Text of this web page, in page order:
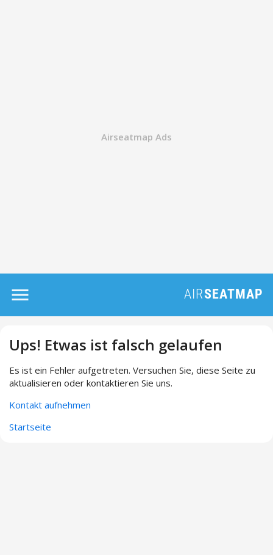
Ups! Etwas ist falsch gelaufen
Es ist ein Fehler aufgetreten. Versuchen Sie, diese Seite zu
aktualisieren oder kontaktieren Sie uns.
Kontakt aufnehmen
Startseite